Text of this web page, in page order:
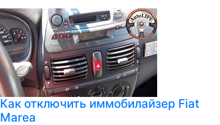
Как отключить иммобилайзер Fiat
Marea